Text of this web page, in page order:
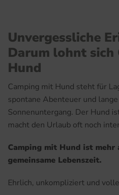
Unvergessliche
Darum lohnt sich
Hund
Camping mit Hund steht für
spontane Abenteuer und
Sonnenuntergang. Der Hund
macht den Urlaub oft noch
Camping mit Hund ist mehr
gemeinsame Lebenszeit.
Ehrlich, unkompliziert und